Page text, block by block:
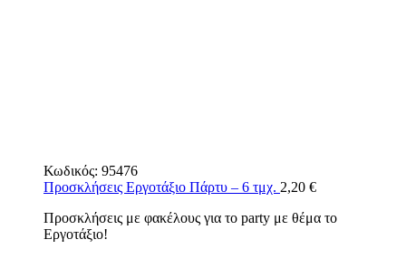
Κωδικός: 95476
Προσκλήσεις Εργοτάξιο Πάρτυ – 6 τμχ. 2,20 €
Προσκλήσεις με φακέλους για το party με θέμα το
Εργοτάξιο!